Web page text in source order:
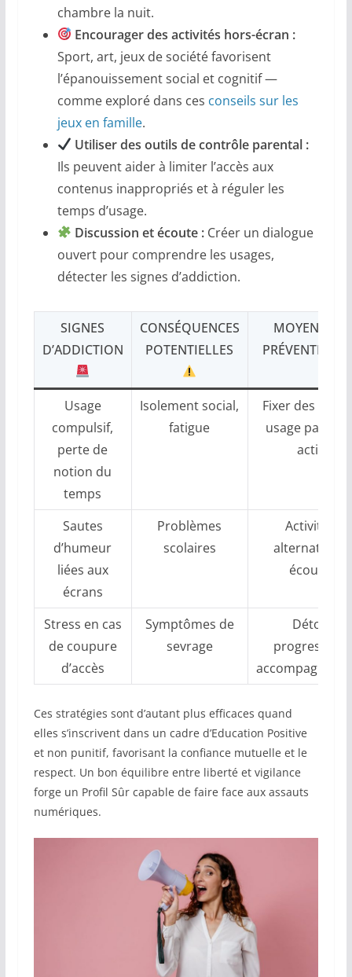
chambre la nuit.
Encourager des activités hors-écran :
Sport, art, jeux de société favorisent
l’épanouissement social et cognitif —
comme exploré dans ces conseils sur les
jeux en famille.
Utiliser des outils de contrôle parental :
Ils peuvent aider à limiter l’accès aux
contenus inappropriés et à réguler les
temps d’usage.
Discussion et écoute :Créer un dialogue
ouvert pour comprendre les usages,
détecter les signes d’addiction.
SIGNES
D’ADDICTION
CONSÉQUENCES
POTENTIELLES
MOYENS DE
PRÉVENTION
Usage
compulsif,
perte de
notion du
temps
Isolement social,
fatigue
Fixer des
usage
actif
Sautes
d’humeur
liées aux
écrans
Problèmes
scolaires
Activités
alternatives,
écoute
Stress en cas
de coupure
d’accès
Symptômes de
sevrage
Détox
progressive,
Ces stratégies sont d’autant plus efficaces quand
elles s’inscrivent dans un cadre d’Education Positive
et non punitif, favorisant la confiance mutuelle et le
respect. Un bon équilibre entre liberté et vigilance
forge un Profil Sûr capable de faire face aux assauts
numériques.